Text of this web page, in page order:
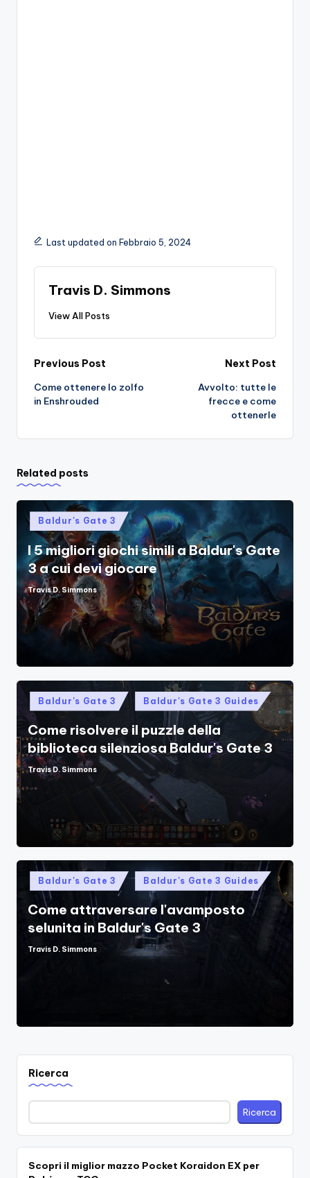
Last updated on Febbraio 5, 2024
Travis D. Simmons
View All Posts
Post
navigation
Previous Post
Come ottenere lo zolfo
in Enshrouded
Next Post
Avvolto: tutte le
frecce e come
ottenerle
Related posts
Posted
in
Baldur's Gate 3
I 5 migliori giochi simili a Baldur's Gate
3 a cui devi giocare
Posted
by
Travis D. Simmons
Posted
in
Baldur's Gate 3 Baldur's Gate 3 Guides
Come risolvere il puzzle della
biblioteca silenziosa Baldur's Gate 3
Posted
Travis D. Simmons
Posted
in
Baldur's Gate 3 Baldur's Gate 3 Guides
Come attraversare l'avamposto
selunita in Baldur's Gate 3
Posted
Travis D. Simmons
Ricerca
Ricerca
Scopri il miglior mazzo Pocket Koraidon EX per